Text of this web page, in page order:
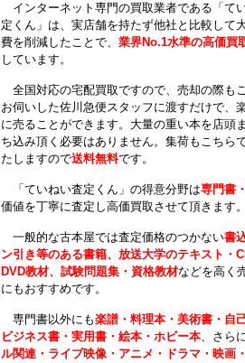
インターネット専門の買取業者である「て
定くん」は、実店舗を持たず他社と比較して
費を削減したことで、 業界No.1水準の高価買
しています。
全国対応の宅配買取ですので、売却の際も
お伺いした佐川急便スタッフに渡すだけで、
に売ることができます。大量の重い本を店頭
ち込み頂く必要はありません。集荷もこちら
たしますので送料無料です。
「ていねい査定くん」の得意分野は専門書
価値を丁寧に査定し高価買取させて頂きます。
一般的な古本屋では査定価格のつかない書
ン引き等のある書籍、放送大学のテキスト・
DVD教材、試験問題集・資格教材などを高く
にもおすすめです。
専門書以外にも楽譜・料理本・美術書・自
ビジネス書・実用書・絵本・ホビー本、さら
ル関連・ライブ映像・アニメ・ドラマ・映画